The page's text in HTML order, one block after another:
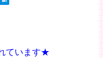
ています★